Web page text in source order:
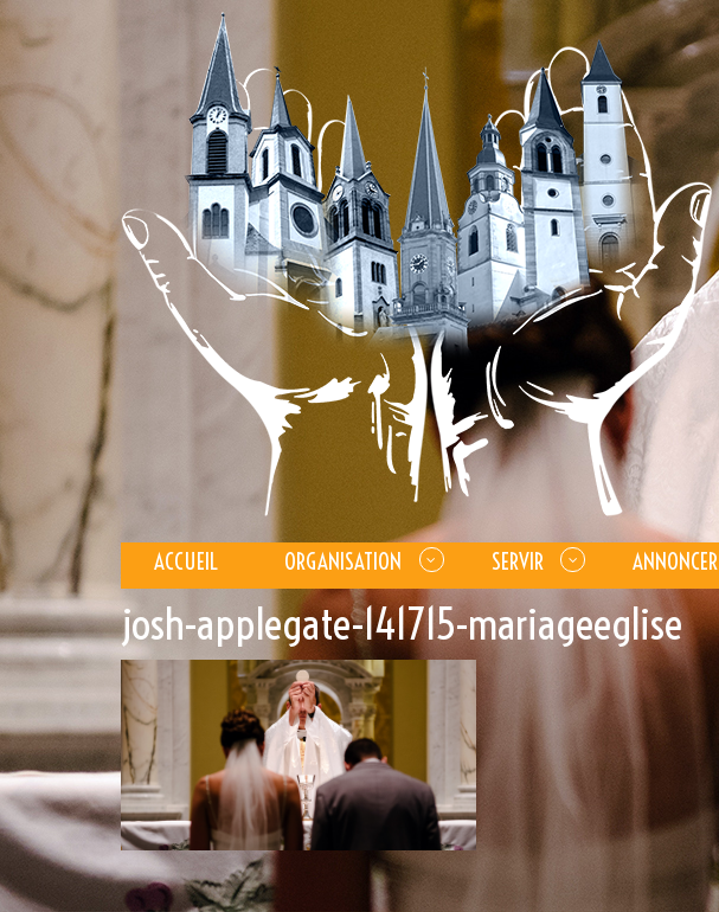
ACCUEIL ORGANISATION SERVIR ANNONCER
josh-applegate-141715-mariageeglise